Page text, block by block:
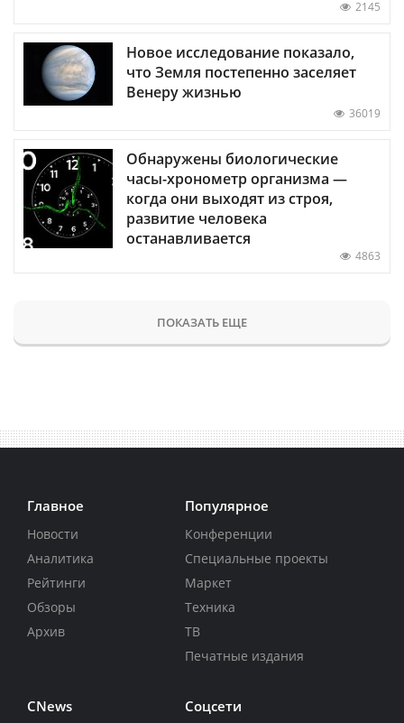
2145
Новое исследование показало,
что Земля постепенно заселяет
Венеру жизнью
36019
Обнаружены биологические
часы-хронометр организма —
когда они выходят из строя,
развитие человека
останавливается
4863
ПОКАЗАТЬ ЕЩЕ
Главное
Новости
Аналитика
Рейтинги
Обзоры
Архив
Популярное
Конференции
Специальные проекты
Маркет
Техника
ТВ
Печатные издания
CNews Соцсети